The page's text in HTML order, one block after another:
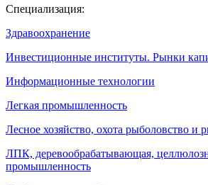
Специализация:
Здравоохранение
Инвестиционные институты. Рынки
Информационные технологии
Легкая промышленность
Лесное хозяйство, охота рыболовство и
ЛПК, деревообрабатывающая,
промышленность